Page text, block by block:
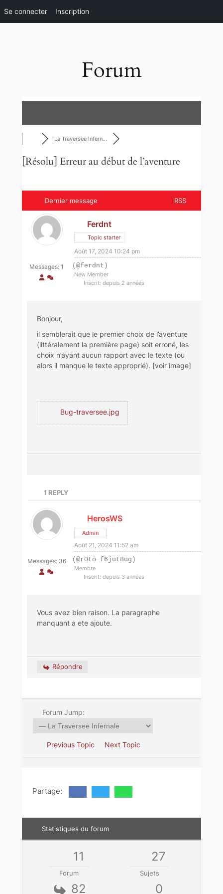
Se connecter Inscription
Forum
La Traversee Infern…
[Résolu] Erreur au début de l’aventure
Dernier message RSS
Messages: 1
Ferdnt
Topic starter
Août 17, 2024 10:24 pm
(@ferdnt)
New Member
Inscrit: depuis 2 années
Bonjour,
il semblerait que le premier choix de l’aventure
(littéralement la première page) soit erroné, les
choix n’ayant aucun rapport avec le texte (ou
alors il manque le texte approprié). [voir image]
Bug-traversee.jpg
1 REPLY
Messages: 36
HerosWS
Admin
Août 21, 2024 11:52 am
(@r0to_f6jut8ug)
Membre
Inscrit: depuis 3 années
Vous avez bien raison. La paragraphe
manquant a ete ajoute.
Répondre
Forum Jump:
Previous Topic Next Topic
Partage:
Statistiques du forum
11
Forum
27
Sujets
82 0